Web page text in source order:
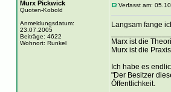
Murx Pickwick
Quoten-Kobold
Anmeldungsdatum:
23.07.2005
Beiträge: 4622
Wohnort: Runkel
Verfasst am:
Langsam fange
Marx ist die
Murx ist die
Ich habe es
"Der Besitzer
Öffentlichkeit.